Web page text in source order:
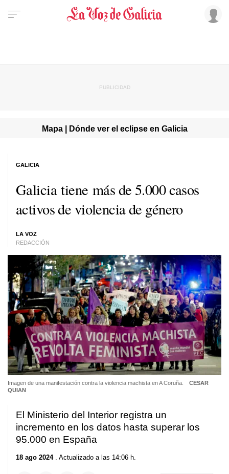
Mapa | Dónde ver el eclipse en Galicia
Galicia tiene más de 5.000 casos
activos de violencia de género
LA VOZ
REDACCIÓN
GALICIA
Imagen de una manifestación contra la violencia machista en A Coruña.
CESAR
QUIAN
El Ministerio del Interior registra un
incremento en los datos hasta superar los
95.000 en España
18 ago 2024. Actualizado a las 14:06 h.